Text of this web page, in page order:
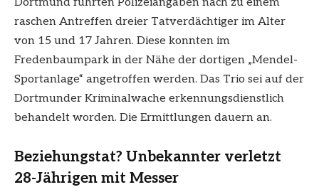
raschen Antreffen dreier Tatverdächtiger im Alter
von 15 und 17 Jahren. Diese konnten im
Fredenbaumpark in der Nähe der dortigen „Mendel-
Sportanlage“ angetroffen werden. Das Trio sei auf der
Dortmunder Kriminalwache erkennungsdienstlich
behandelt worden. Die Ermittlungen dauern an.
Beziehungstat? Unbekannter verletzt
28-Jährigen mit Messer